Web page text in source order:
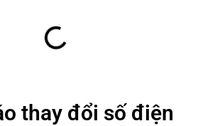
thay đổi số điện